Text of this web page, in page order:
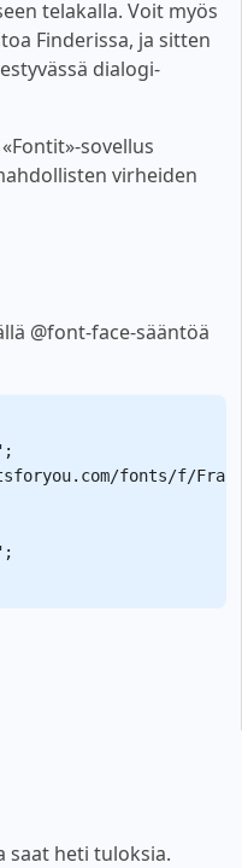
telakalla. Voit myös
Finderissa, ja sitten
dialogi-
sovellus
virheiden
@font-face-sääntöä
fonts/f/
saat heti tuloksia.